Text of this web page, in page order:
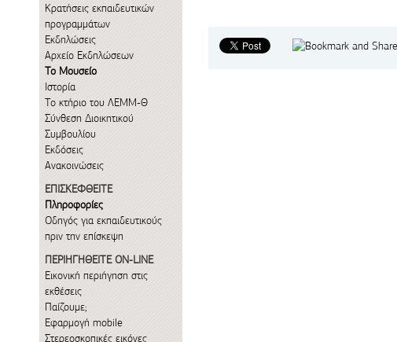
Κρατήσεις εκπαιδευτικών
προγραμμάτων
Εκδηλώσεις
Αρχείο Εκδηλώσεων
Το Μουσείο
Ιστορία
Το κτήριο του ΛΕΜΜ-Θ
Σύνθεση Διοικητικού
Συμβουλίου
Εκδόσεις
Ανακοινώσεις
ΕΠΙΣΚΕΦΘΕΙΤΕ
Πληροφορίες
Οδηγός για εκπαιδευτικούς
πριν την επίσκεψη
ΠΕΡΙΗΓΗΘΕΙΤΕ ON-LINE
Εικονική περιήγηση στις
εκθέσεις
Παίζουμε;
Εφαρμογή mobile
Στερεοσκοπικές εικόνες